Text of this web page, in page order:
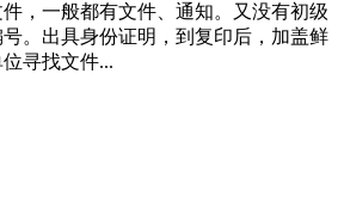
，一般都有文件、通知。又没有初级
。出具身份证明，到复印后，加盖鲜
寻找文件...